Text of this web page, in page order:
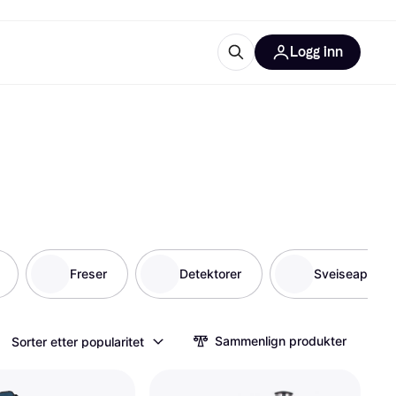
Logg inn
Freser Detektorer
Sorter etter popularitet Sammenlign produkter